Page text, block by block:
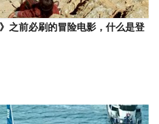
之前必刷的冒险电影，什么是登